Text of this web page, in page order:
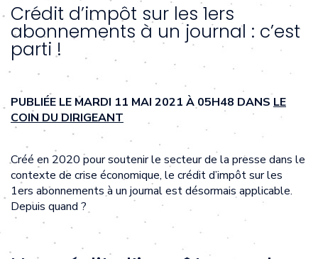
Crédit d’impôt sur les 1ers
abonnements à un journal : c’est
parti !
PUBLIÉE LE MARDI 11 MAI 2021 À 05H48 DANS LE
COIN DU DIRIGEANT
Créé en 2020 pour soutenir le secteur de la presse dans le
contexte de crise économique, le crédit d’impôt sur les
1ers abonnements à un journal est désormais applicable.
Depuis quand ?